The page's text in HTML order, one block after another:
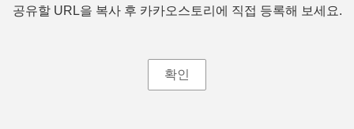
공유할 URL을 복사 후 카카오스토리에 직접 등록해 보세요.
확인